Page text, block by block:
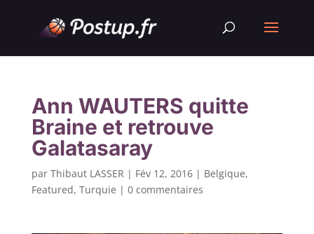
Ann WAUTERS quitte
Braine et retrouve
Galatasaray
par Thibaut LASSER | Fév 12, 2016| Belgique,
Featured, Turquie | 0 commentaires